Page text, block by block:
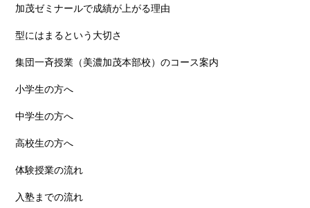
加茂ゼミナールで成績が上がる理由
型にはまるという大切さ
集団一斉授業（美濃加茂本部校）のコース案内
小学生の方へ
中学生の方へ
高校生の方へ
体験授業の流れ
入塾までの流れ